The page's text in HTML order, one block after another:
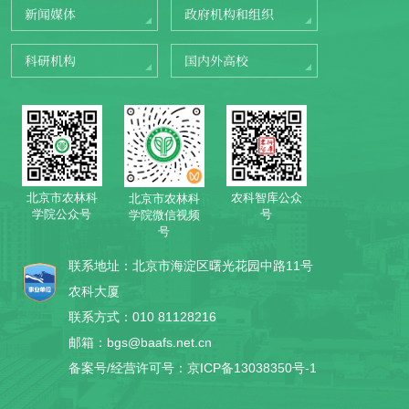
新闻媒体 政府机构和组织
科研机构 国内外高校
北京市农林科
学院公众号
北京市农林科
学院微信视频
号
农科智库公众
号
联系地址：北京市海淀区曙光花园中路11号
农科大厦
联系方式：010 81128216
邮箱：bgs@baafs.net.cn
备案号/经营许可号：京ICP备13038350号-1